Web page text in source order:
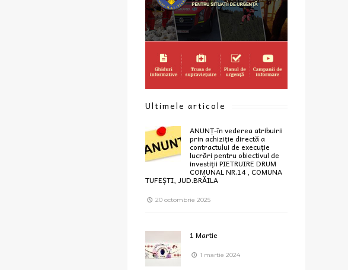
Ultimele articole
ANUNȚ-în vederea atribuirii
prin achiziție directă a
contractului de execuție
lucrări pentru obiectivul de
investiții PIETRUIRE DRUM
COMUNAL NR.14 , COMUNA
TUFEȘTI, JUD.BRĂILA
20 octombrie 2025
1 Martie
1 martie 2024